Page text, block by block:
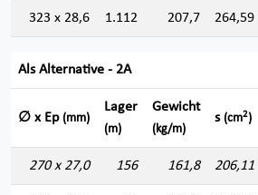
323 x 28,6 1.112 207,7 264,59
Als Alternative - 2A
∅ x Ep (mm)
Lager
(m)
Gewicht
(kg/m)
s (cm2)
270 x 27,0 156 161,8 206,11